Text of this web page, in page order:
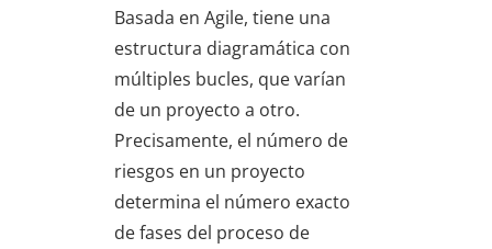
Basada en Agile, tiene una
estructura diagramática con
múltiples bucles, que varían
de un proyecto a otro.
Precisamente, el número de
riesgos en un proyecto
determina el número exacto
de fases del proceso de